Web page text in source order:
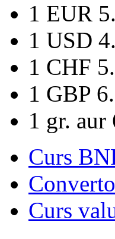
1 EUR
1 USD
1 CHF
1 GBP
1 gr. aur
Curs
Curs